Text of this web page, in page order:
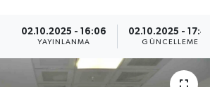
02.10.2025 - 16:06
YAYINLANMA
02.10.2025 -
GÜNCELLEME